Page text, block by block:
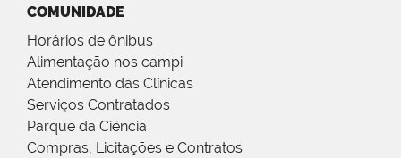
COMUNIDADE
Horários de ônibus
Alimentação nos campi
Atendimento das Clínicas
Serviços Contratados
Parque da Ciência
Compras, Licitações e Contratos